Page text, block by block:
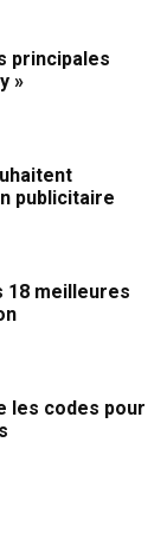
principales
»
publicitaire
18 meilleures
les codes pour